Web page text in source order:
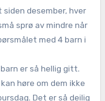
sprø av mindre når
med 4 barn i
er så hellig gitt.
høre om dem ikke
Det er så deilig